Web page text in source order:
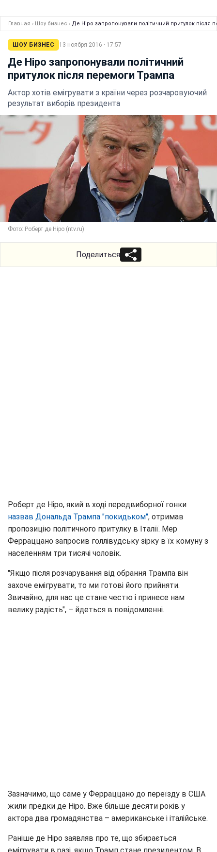
Главная › Шоу бизнес › Де Ніро запропонували політичний притулок після
ШОУ БИЗНЕС 13 ноября 2016 · 17:57
Де Ніро запропонували політичний
притулок після перемоги Трампа
Актор хотів емігрувати з країни через розчаровуючий
результат виборів президента
Фото: Роберт де Ніро (ntv.ru)
Поделиться
Роберт де Ніро, який в ході передвиборної гонки
назвав Дональда Трампа "покидьком", отримав
пропозицію політичного притулку в Італії. Мер
Ферраццано запросив голлівудську зірку в їх комуну з
населенням три тисячі чоловік.
"Якщо після розчарування від обрання Трампа він
захоче емігрувати, то ми готові його прийняти.
Звичайно, для нас це стане честю і принесе нам
велику радість", – йдеться в повідомленні.
Зазначимо, що саме у Ферраццано до переїзду в США
жили предки де Ніро. Вже більше десяти років у
актора два громадянства – американське і італійське.
Раніше де Ніро заявляв про те, що збирається